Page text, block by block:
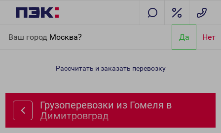
Ваш город Москва? Да Нет
Димитровград
Рассчитать и заказать перевозку
Грузоперевозки из Гомеля в
Димитровград